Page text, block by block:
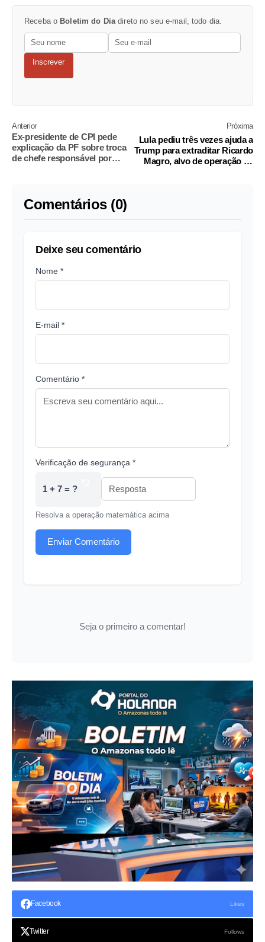
Receba o Boletim do Diadireto no seu e-mail, todo dia.
Inscrever
Anterior
Ex-presidente de CPI pede
explicação da PF sobre troca
de chefe responsável por
Próxima
Lula pediu três vezes ajuda a
Trump para extraditar Ricardo
Magro, alvo de operação da
Comentários (0)
Deixe seu comentário
Nome *
E-mail *
Comentário *
Verificação de segurança *
1 + 7 = ?
Resolva a operação matemática acima
Enviar Comentário
Seja o primeiro a comentar!
Facebook Likes
Twitter Follows